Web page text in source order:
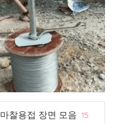
마찰용접 장면 모음 15